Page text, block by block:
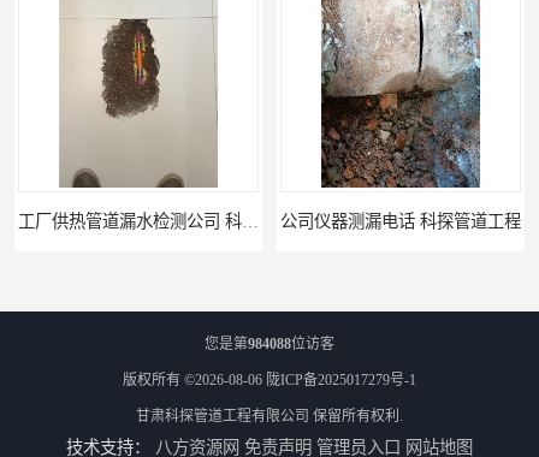
公司仪器测漏电话 科探管道工程 工厂管道工程 科探管道工程
您是第984088位访客
版权所有 ©2026-08-06 陇ICP备2025017279号-1
甘肃科探管道工程有限公司 保留所有权利.
技术支持： 八方资源网 免责声明 管理员入口 网站地图